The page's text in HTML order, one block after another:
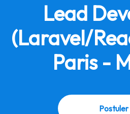
Lead
(Laravel/
Paris -
Postuler